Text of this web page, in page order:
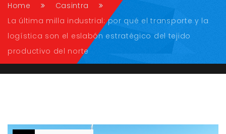
Home
Casintra
La última milla industrial: por qué el transporte y la
logística son el eslabón estratégico del tejido
productivo del norte